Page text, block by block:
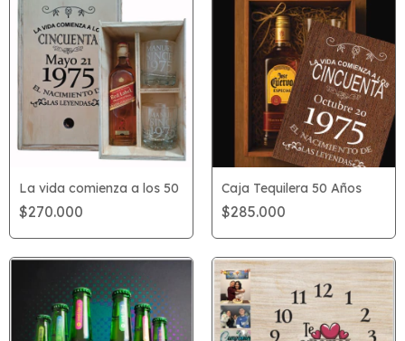
La vida comienza a los 50
$270.000
Caja Tequilera 50 Años
$285.000